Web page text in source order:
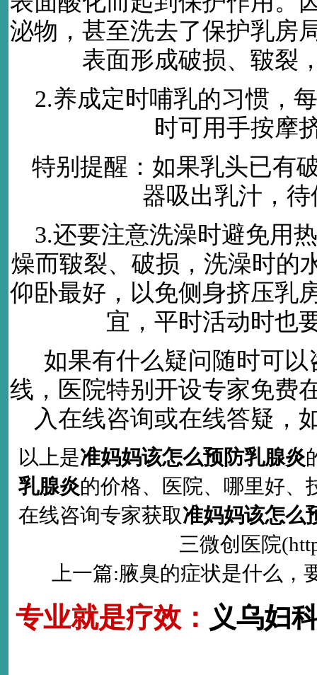
泌物，甚至洗去了保护乳房
表面形成破损、皲裂
2.养成定时哺乳的习惯，
时可用手按摩
特别提醒：如果乳头已有
器吸出乳汁，
3.还要注意洗澡时避免用
燥而皲裂、破损，洗澡时的
仰卧最好，以免侧身挤压乳
宜，平时活动时也
如果有什么疑问随时可
线，医院特别开设专家免费
入在线咨询或在线答疑，
以上是准妈妈该怎么预防乳腺炎
乳腺炎的价格、医院、哪里好、
在线咨询专家获取准妈妈该怎么
三微创医院
上一篇:腋臭的症状是什么，
专业就是疗效： 义乌妇